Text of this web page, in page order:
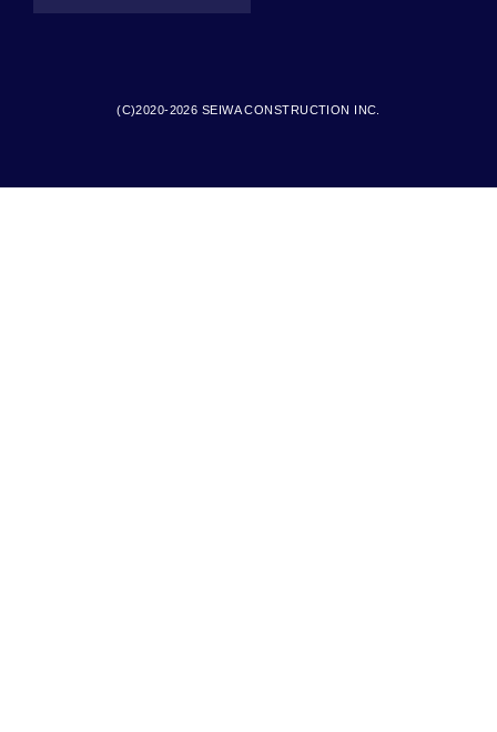
(C)2020-2026 SEIWA CONSTRUCTION INC.